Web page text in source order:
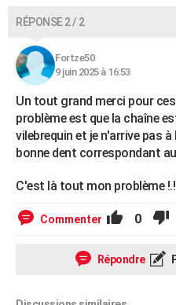
RÉPONSE 2 / 2
Fortze50
9 juin 2025 à 16:53
Un tout grand merci pour
problème est que la chaîne
vilebrequin et je n'arrive pas
bonne dent correspondant
C'est là tout mon problème
Commenter 0
Répondre